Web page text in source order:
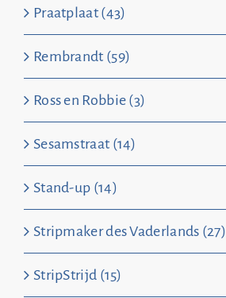
Praatplaat (43)
Rembrandt (59)
Ross en Robbie (3)
Sesamstraat (14)
Stand-up (14)
Stripmaker des Vaderlands (27)
StripStrijd (15)